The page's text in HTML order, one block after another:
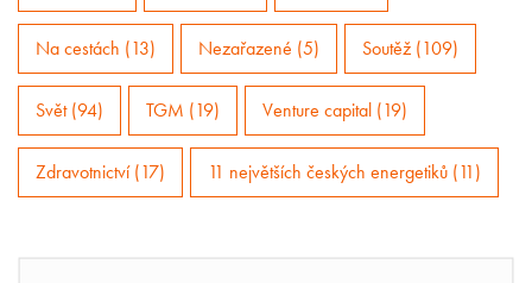
Na cestách (13) Nezařazené (5) Soutěž (109)
Svět (94) TGM (19) Venture capital (19)
Zdravotnictví (17) 11 největších českých energetiků (11)